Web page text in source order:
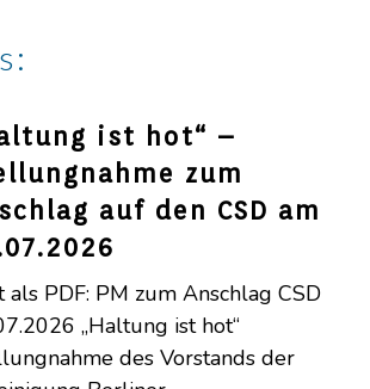
ist hot“ –
zum
auf den CSD am
als PDF: PM zum Anschlag CSD
„Haltung ist hot“
des Vorstands der